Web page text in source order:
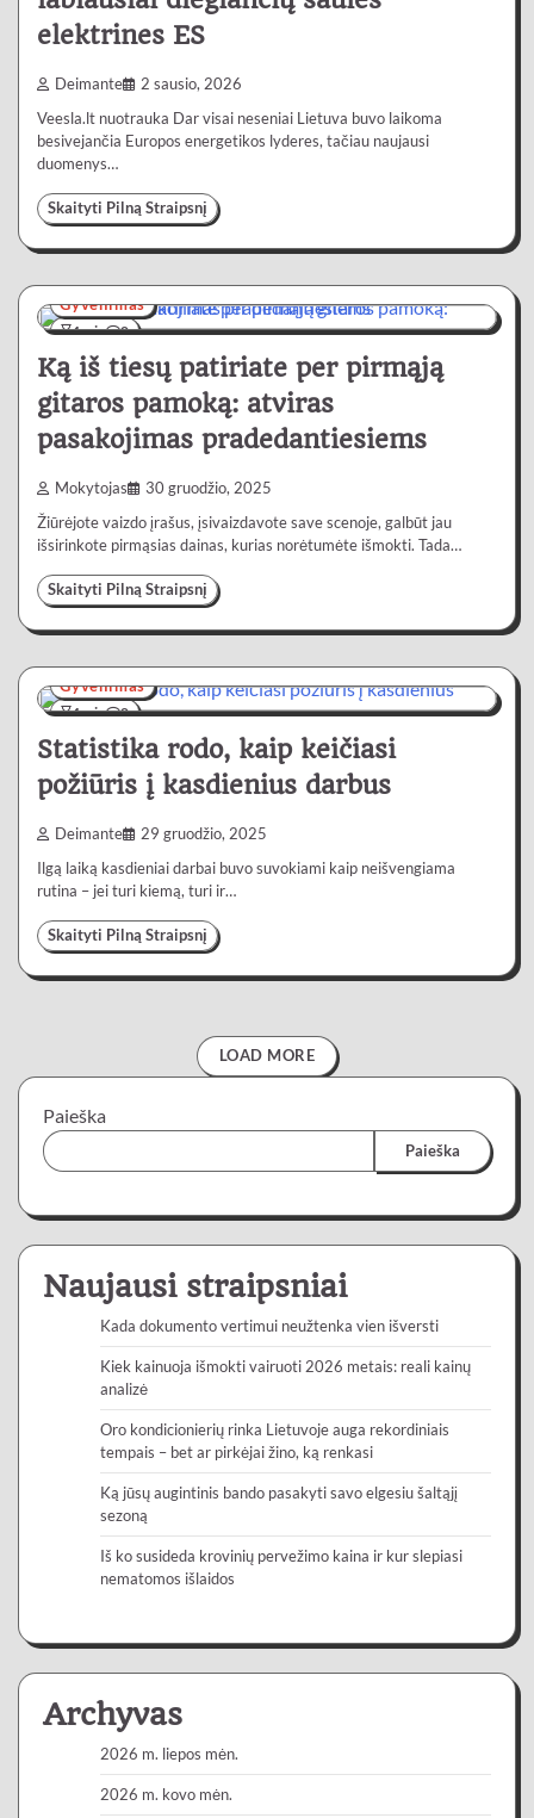
elektrines ES
Deimante 2 sausio, 2026
Veesla.lt nuotrauka Dar visai neseniai Lietuva buvo laikoma
besivejančia Europos energetikos lyderes, tačiau naujausi
duomenys…
Skaityti Pilną Straipsnį
4 min 0
Gyvenimas
Ką iš tiesų patiriate per pirmąją
gitaros pamoką: atviras
pasakojimas pradedantiesiems
Mokytojas 30 gruodžio, 2025
Žiūrėjote vaizdo įrašus, įsivaizdavote save scenoje, galbūt jau
išsirinkote pirmąsias dainas, kurias norėtumėte išmokti. Tada…
Skaityti Pilną Straipsnį
4 min 0
Gyvenimas
Statistika rodo, kaip keičiasi
požiūris į kasdienius darbus
Deimante 29 gruodžio, 2025
Ilgą laiką kasdieniai darbai buvo suvokiami kaip neišvengiama
rutina – jei turi kiemą, turi ir…
Skaityti Pilną Straipsnį
LOAD MORE
Paieška
Paieška
Naujausi straipsniai
Kada dokumento vertimui neužtenka vien išversti
Kiek kainuoja išmokti vairuoti 2026 metais: reali kainų
analizė
Oro kondicionierių rinka Lietuvoje auga rekordiniais
tempais – bet ar pirkėjai žino, ką renkasi
Ką jūsų augintinis bando pasakyti savo elgesiu šaltąjį
sezoną
Iš ko susideda krovinių pervežimo kaina ir kur slepiasi
nematomos išlaidos
Archyvas
2026 m. liepos mėn.
2026 m. kovo mėn.